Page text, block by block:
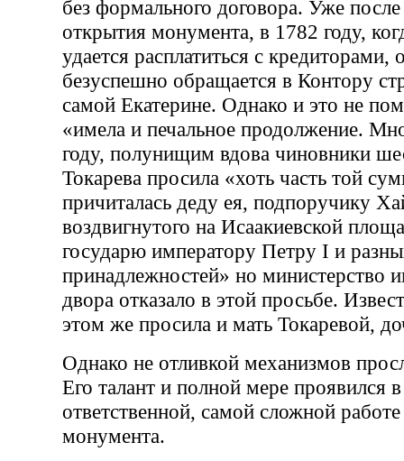
без формального договора. Уже
открытия монумента, в 1782 году,
удается расплатиться с кредиторами,
безуспешно обращается в Контору
самой Екатерине. Однако и это не
«имела и печальное продолжение.
году, полунищим вдова чиновники
Токарева просила «хоть часть той
причиталась деду ея, подпоручику
воздвигнутого на Исаакиевской
государю императору Петру I и
принадлежностей» но министерство
двора отказало в этой просьбе.
этом же просила и мать Токаревой,
Однако не отливкой механизмов
Его талант и полной мере проявился
ответственной, самой сложной
монумента.